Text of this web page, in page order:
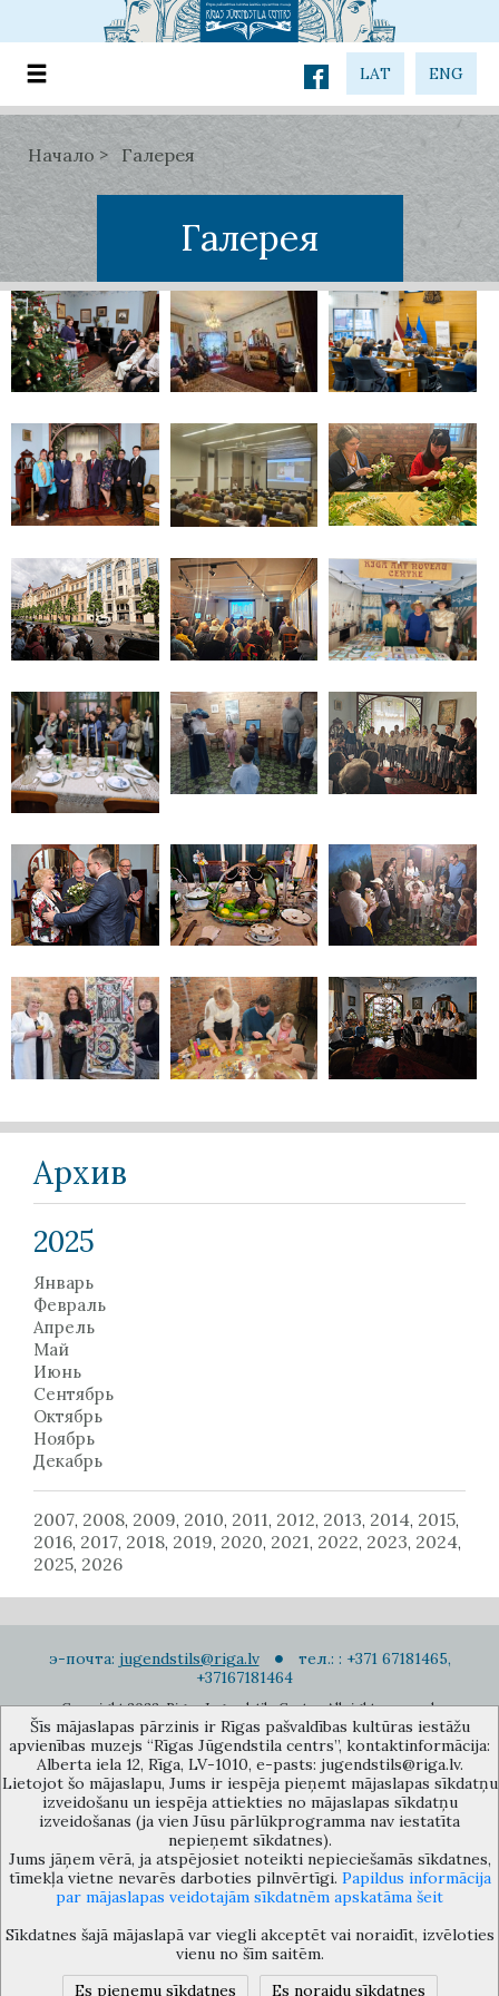
LAT ENG
Начало Галерея
Галерея
Архив
2025
Январь
Февраль
Апрель
Май
Июнь
Сентябрь
Октябрь
Ноябрь
Декабрь
2007, 2008, 2009, 2010, 2011, 2012, 2013, 2014, 2015,
2016, 2017, 2018, 2019, 2020, 2021, 2022, 2023, 2024,
2025, 2026
э-почта: jugendstils@riga.lv
тел.: : +371 67181465,
+37167181464
Copyright 2022. Rigas Jugendstila Centrs. All right reserved.
Подписаться на новости
Музей объединения культурных учереждений Рижского
самоуправления «Рижский центр югендстиля», улица Альберта 12,
Рига, LV 1010, Латвия (дверной код: 12), jugendstils@riga.lv
Šīs mājaslapas pārzinis ir Rīgas pašvaldības kultūras iestāžu
apvienības muzejs “Rīgas Jūgendstila centrs”, kontaktinformācija:
Alberta iela 12, Rīga, LV-1010, e-pasts: jugendstils@riga.lv.
Lietojot šo mājaslapu, Jums ir iespēja pieņemt mājaslapas sīkdatņu
izveidošanu un iespēja attiekties no mājaslapas sīkdatņu
izveidošanas (ja vien Jūsu pārlūkprogramma nav iestatīta
nepieņemt sīkdatnes).
Jums jāņem vērā, ja atspējosiet noteikti nepieciešamās sīkdatnes,
tīmekļa vietne nevarēs darboties pilnvērtīgi. Papildus informācija
par mājaslapas veidotajām sīkdatnēm apskatāma šeit
Sīkdatnes šajā mājaslapā var viegli akceptēt vai noraidīt, izvēloties
vienu no šīm saitēm.
Es pieņemu sīkdatnes
Es noraidu sīkdatnes